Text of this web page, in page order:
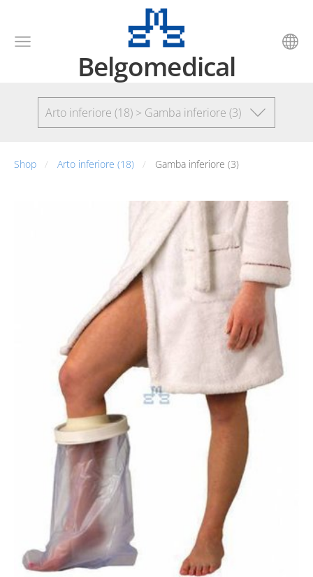
Belgomedical
Arto inferiore (18) > Gamba inferiore (3)
Shop Arto inferiore (18) Gamba inferiore (3)